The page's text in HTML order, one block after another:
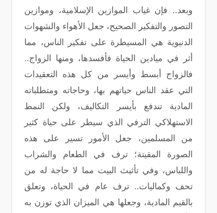
وبعد.. فإن غياب الموازين الإسلامية، وموازين
التصور والتفكير الصحيح، جعل الأهواء والشهوات
الدنيوية هي المسيطرة على تفكير الناس، مما
أثر في ميادين الحياة فأفسدها، ومنها الزواج..
فالزواج أبسط وأيسر من كل هذه التعقيدات
التي عقد الناس حياتهم بها، وحاجاته ومتطلباته
المادية تندفع بأيسر التكاليف، ولكن النمط
الاستهلاكي الترفي الذي سيطر على حياة كثير
من المسلمين، جعل الأمور تسير على هذه
الصورة المقيتة؛ ترف في الطعام والشراب
واللباس، وفي تأثيث البيت مما لا حاجة له من
تحف وكماليات.. ترف عام في الحياة، وتعلق
بالقيم المادية، وجعلها هي الميزان الذي توزن به